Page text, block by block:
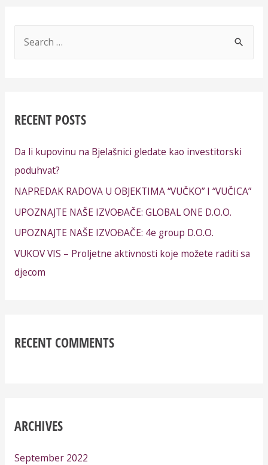
RECENT POSTS
Da li kupovinu na Bjelašnici gledate kao investitorski
poduhvat?
NAPREDAK RADOVA U OBJEKTIMA “VUČKO” I “VUČICA”
UPOZNAJTE NAŠE IZVOĐAČE: GLOBAL ONE D.O.O.
UPOZNAJTE NAŠE IZVOĐAČE: 4e group D.O.O.
VUKOV VIS – Proljetne aktivnosti koje možete raditi sa
djecom
RECENT COMMENTS
ARCHIVES
September 2022